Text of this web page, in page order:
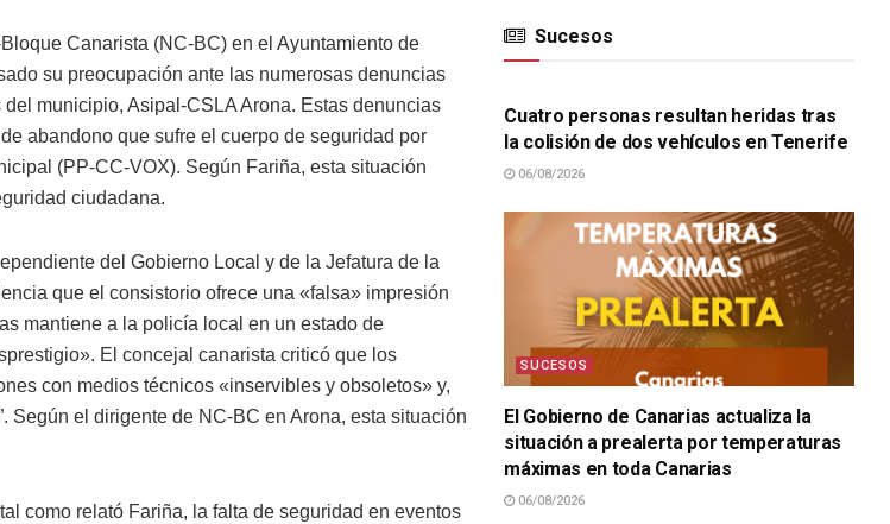
Canarista (NC-BC) en el Ayuntamiento de
su preocupación ante las numerosas denuncias
municipio, Asipal-CSLA Arona. Estas denuncias
abandono que sufre el cuerpo de seguridad por
(PP-CC-VOX). Según Fariña, esta situación
ciudadana.
del Gobierno Local y de la Jefatura de la
que el consistorio ofrece una «falsa» impresión
mantiene a la policía local en un estado de
El concejal canarista criticó que los
con medios técnicos «inservibles y obsoletos» y,
Según el dirigente de NC-BC en Arona, esta situación
como relató Fariña, la falta de seguridad en eventos
Sucesos
SUCESOS
Cuatro personas resultan heridas tras
la colisión de dos vehículos en Tenerife
06/08/2026
SUCESOS
El Gobierno de Canarias actualiza la
situación a prealerta por temperaturas
máximas en toda Canarias
06/08/2026